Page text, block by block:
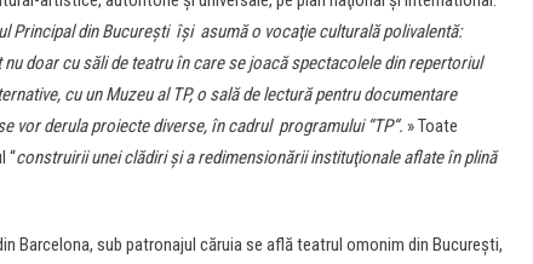
Principal din Bucureşti îşi asumă o vocaţie culturală polivalentă:
doar cu săli de teatru în care se joacă spectacolele din repertoriul
cu un Muzeu al TP, o sală de lectură pentru documentare
vor derula proiecte diverse, în cadrul programului “TP“. » Toate
“construirii unei clădiri și a redimensionării instituţionale aflate în plină
Barcelona, sub patronajul căruia se află teatrul omonim din Bucureşti,